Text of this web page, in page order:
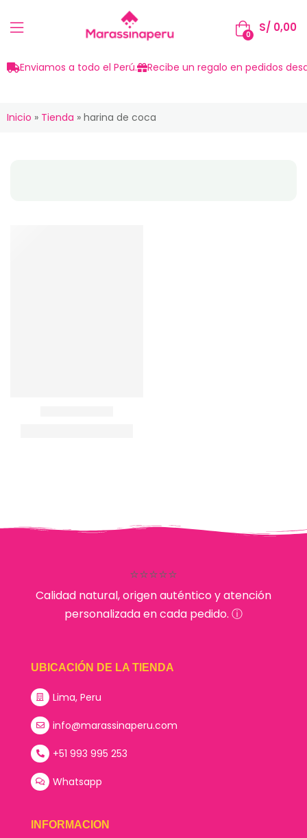
0
S/ 0,00
Enviamos a todo el Perú. Recibe un regalo en pedidos
Inicio » Tienda » harina de coca
⭐⭐⭐⭐⭐
Calidad natural, origen auténtico y atención
personalizada en cada pedido. ⓘ
UBICACIÓN DE LA TIENDA
Lima, Peru
info@marassinaperu.com
+51 993 995 253
Whatsapp
INFORMACION